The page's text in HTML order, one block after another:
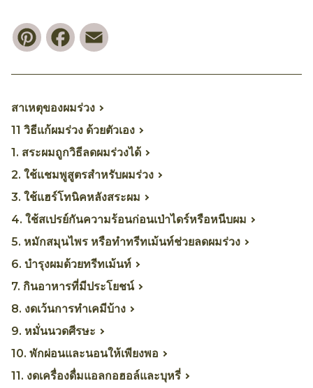
PinterestFacebook
สาเหตุของผมร่วง
11 วิธีแก้ผมร่วง ด้วยตัวเอง
1. สระผมถูกวิธีลดผมร่วงได้
2. ใช้แชมพูสูตรสำหรับผมร่วง
3. ใช้แฮร์โทนิคหลังสระผม
4. ใช้สเปรย์กันความร้อนก่อนเป่าไดร์หรือหนีบผม
5. หมักสมุนไพร หรือทำทรีทเม้นท์ช่วยลดผมร่วง
6. บำรุงผมด้วยทรีทเม้นท์
7. กินอาหารที่มีประโยชน์
8. งดเว้นการทำเคมีบ้าง
9. หมั่นนวดศีรษะ
10. พักผ่อนและนอนให้เพียงพอ
11. งดเครื่องดื่มแอลกอฮอล์และบุหรี่